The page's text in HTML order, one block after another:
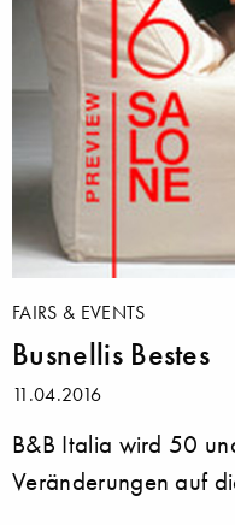
FAIRS & EVENTS
Busnellis Bestes
11.04.2016
B&B Italia wird 50
Veränderungen auf